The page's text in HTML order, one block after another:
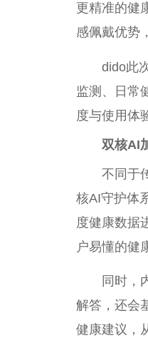
更精准的健
感佩戴优势
dido此
监测、日常
度与使用体
双核AI
不同于
核AI守护体
度健康数据
户易懂的健
同时，
解答，还会
健康建议，